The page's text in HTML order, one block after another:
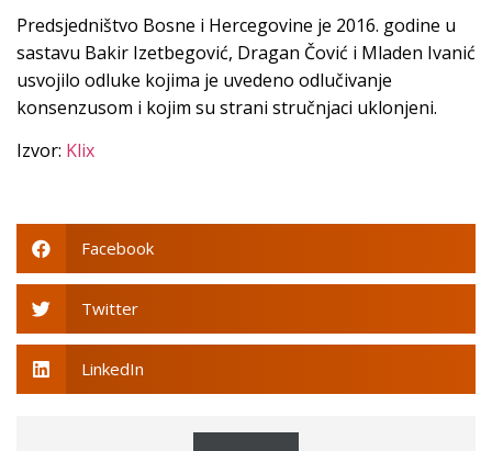
Predsjedništvo Bosne i Hercegovine je 2016. godine u
sastavu Bakir Izetbegović, Dragan Čović i Mladen Ivanić
usvojilo odluke kojima je uvedeno odlučivanje
konsenzusom i kojim su strani stručnjaci uklonjeni.
Izvor: Klix
Facebook
Twitter
LinkedIn